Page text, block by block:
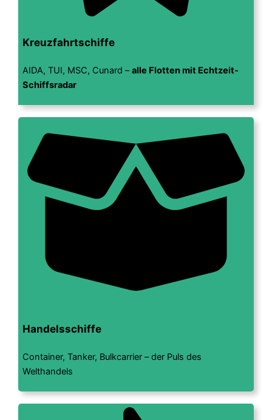
Kreuzfahrtschiffe
AIDA, TUI, MSC, Cunard –alle Flotten mit Echtzeit-
Schiffsradar
Handelsschiffe
Container, Tanker, Bulkcarrier – der Puls des
Welthandels